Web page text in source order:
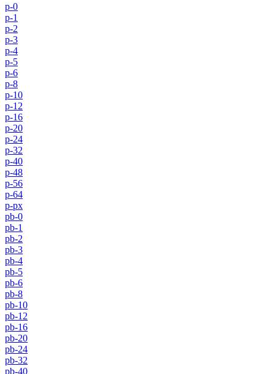
p-0
p-1
p-2
p-3
p-4
p-5
p-6
p-8
p-10
p-12
p-16
p-20
p-24
p-32
p-40
p-48
p-56
p-64
p-px
pb-0
pb-1
pb-2
pb-3
pb-4
pb-5
pb-6
pb-8
pb-10
pb-12
pb-16
pb-20
pb-24
pb-32
pb-40